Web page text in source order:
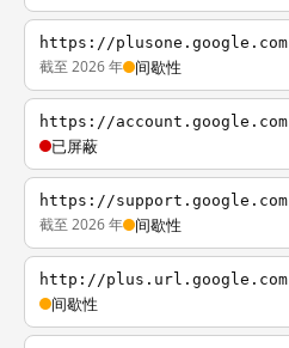
https://plusone.google.com
截至 2026 年 间歇性
https://account.google.com
已屏蔽
https://support.google.com
截至 2026 年 间歇性
http://plus.url.google.com
间歇性